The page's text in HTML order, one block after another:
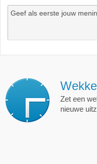
Zet een
nieuwe